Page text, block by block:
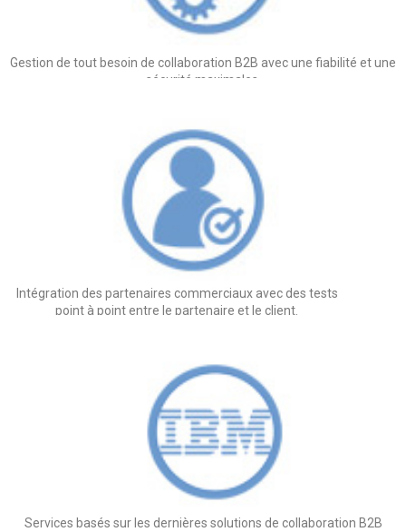
Gestion de tout besoin de collaboration B2B avec une fiabilité et une
sécurité maximales.
Intégration des partenaires commerciaux avec des tests
point à point entre le partenaire et le client.
Services basés sur les dernières solutions de collaboration B2B